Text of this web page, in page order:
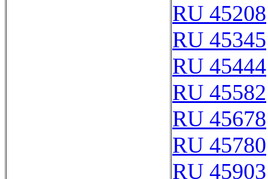
RU 45208
RU 45345
RU 45444
RU 45582
RU 45678
RU 45780
RU 45903